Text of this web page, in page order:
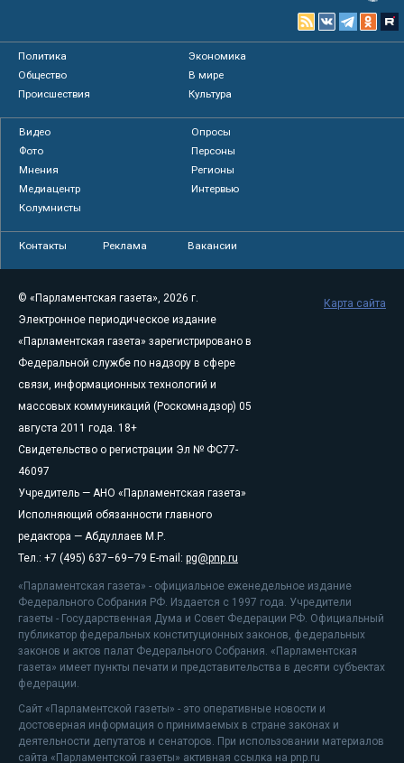
Политика
Экономика
Общество
В мире
Происшествия
Культура
Видео
Опросы
Фото
Персоны
Мнения
Регионы
Медиацентр
Интервью
Колумнисты
Контакты Реклама Вакансии
© «Парламентская газета», 2026 г.
Электронное периодическое издание
«Парламентская газета» зарегистрировано в
Федеральной службе по надзору в сфере
связи, информационных технологий и
массовых коммуникаций (Роскомнадзор) 05
августа 2011 года. 18+
Свидетельство о регистрации Эл № ФС77-
46097
Учредитель — АНО «Парламентская газета»
Исполняющий обязанности главного
редактора — Абдуллаев М.Р.
Тел.: +7 (495) 637–69–79 E-mail: pg@pnp.ru
«Парламентская газета» - официальное еженедельное издание
Федерального Собрания РФ. Издается с 1997 года. Учредители
газеты - Государственная Дума и Совет Федерации РФ. Официальный
публикатор федеральных конституционных законов, федеральных
законов и актов палат Федерального Собрания. «Парламентская
газета» имеет пункты печати и представительства в десяти субъектах
федерации.
Сайт «Парламентской газеты» - это оперативные новости и
достоверная информация о принимаемых в стране законах и
деятельности депутатов и сенаторов. При использовании материалов
сайта «Парламентской газеты» активная ссылка на pnp.ru
Карта сайта